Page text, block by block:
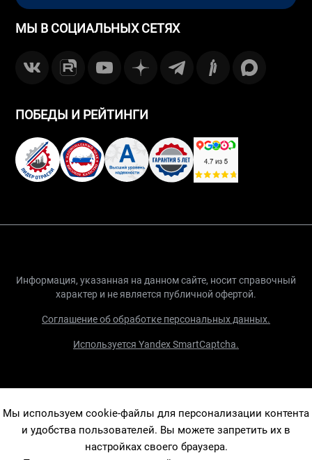
МЫ В СОЦИАЛЬНЫХ СЕТЯХ
ПОБЕДЫ И РЕЙТИНГИ
Информация, указанная на данном сайте, носит справочный
характер и не является публичной офертой.
Соглашение об обработке персональных данных.
Используется Yandex SmartCaptcha.
Мы используем cookie-файлы для персонализации контента
и удобства пользователей. Вы можете запретить их в
настройках своего браузера.